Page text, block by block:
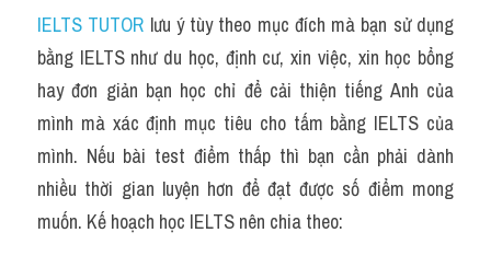
IELTS TUTOR lưu ý tùy theo mục đích mà bạn sử dụng
bằng IELTS như du học, định cư, xin việc, xin học bổng
hay đơn giản bạn học chỉ để cải thiện tiếng Anh của
mình mà xác định mục tiêu cho tấm bằng IELTS của
mình. Nếu bài test điểm thấp thì bạn cần phải dành
nhiều thời gian luyện hơn để đạt được số điểm mong
muốn. Kế hoạch học IELTS nên chia theo: